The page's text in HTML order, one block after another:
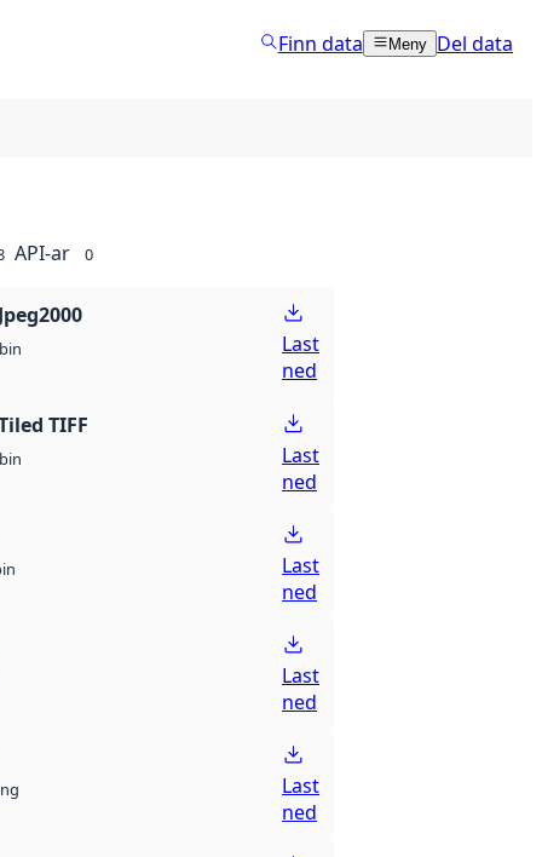
Finn data Meny Del data
API-ar 0
bin
Last
ned
TIFF
bin
Last
ned
Last
ned
Last
ned
Last
ned